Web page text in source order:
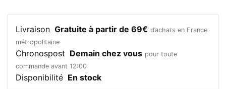
Livraison Gratuite à partir de 69€ d’achats en France
métropolitaine
Chronospost Demain chez vous pour toute
commande avant 12:00
Disponibilité En stock